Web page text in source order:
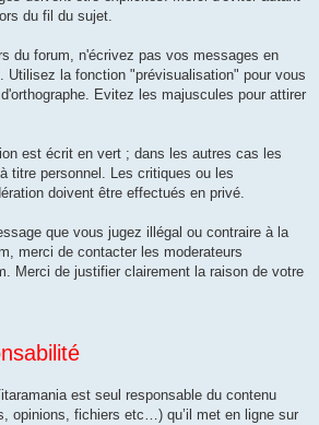
du fil du sujet.
du forum, n'écrivez pas vos messages en
Utilisez la fonction "prévisualisation" pour vous
Evitez les majuscules pour attirer
est écrit en vert ; dans les autres cas les
titre personnel. Les critiques ou les
doivent être effectués en privé.
que vous jugez illégal ou contraire à la
merci de contacter les moderateurs
Merci de justifier clairement la raison de votre
est seul responsable du contenu
opinions, fichiers etc…) qu’il met en ligne sur